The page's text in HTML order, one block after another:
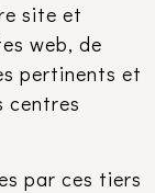
site et
web, de
pertinents et
centres
par ces tiers